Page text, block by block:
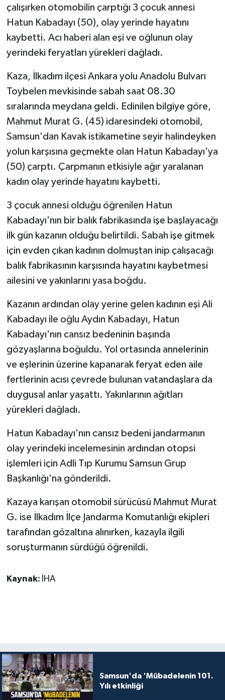
çalışırken otomobilin çarptığı 3 çocuk annesi
Hatun Kabadayı (50), olay yerinde hayatını
kaybetti. Acı haberi alan eşi ve oğlunun olay
yerindeki feryatları yürekleri dağladı.
Kaza, İlkadım ilçesi Ankara yolu Anadolu Bulvarı
Toybelen mevkisinde sabah saat 08.30
sıralarında meydana geldi. Edinilen bilgiye göre,
Mahmut Murat G. (45) idaresindeki otomobil,
Samsun'dan Kavak istikametine seyir halindeyken
yolun karşısına geçmekte olan Hatun Kabadayı'ya
(50) çarptı. Çarpmanın etkisiyle ağır yaralanan
kadın olay yerinde hayatını kaybetti.
3 çocuk annesi olduğu öğrenilen Hatun
Kabadayı'nın bir balık fabrikasında işe başlayacağı
ilk gün kazanın olduğu belirtildi. Sabah işe gitmek
için evden çıkan kadının dolmuştan inip çalışacağı
balık fabrikasının karşısında hayatını kaybetmesi
ailesini ve yakınlarını yasa boğdu.
Kazanın ardından olay yerine gelen kadının eşi Ali
Kabadayı ile oğlu Aydın Kabadayı, Hatun
Kabadayı'nın cansız bedeninin başında
gözyaşlarına boğuldu. Yol ortasında annelerinin
ve eşlerinin üzerine kapanarak feryat eden aile
fertlerinin acısı çevrede bulunan vatandaşlara da
duygusal anlar yaşattı. Yakınlarının ağıtları
yürekleri dağladı.
Hatun Kabadayı'nın cansız bedeni jandarmanın
olay yerindeki incelemesinin ardından otopsi
işlemleri için Adli Tıp Kurumu Samsun Grup
Başkanlığı'na gönderildi.
Kazaya karışan otomobil sürücüsü Mahmut Murat
G. ise İlkadım İlçe Jandarma Komutanlığı ekipleri
tarafından gözaltına alınırken, kazayla ilgili
soruşturmanın sürdüğü öğrenildi.
Kaynak: İHA
Samsun'da 'Mübadelenin 101.
Yılı etkinliği